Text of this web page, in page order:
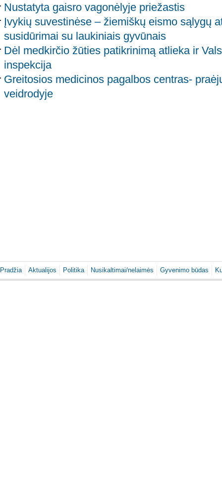
Nustatyta gaisro vagonėlyje priežastis
Įvykių suvestinėse – žiemiškų eismo sąlygų
susidūrimai su laukiniais gyvūnais
Dėl medkirčio žūties patikrinimą atlieka ir
inspekcija
Greitosios medicinos pagalbos centras-
veidrodyje
Pradžia Aktualijos Politika Nusikaltimai/nelaimės Gyvenimo būdas